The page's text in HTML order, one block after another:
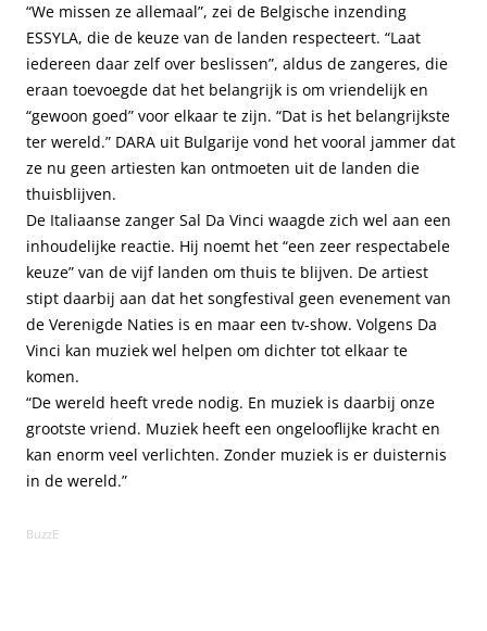
“We missen ze allemaal”, zei de Belgische inzending
ESSYLA, die de keuze van de landen respecteert. “Laat
iedereen daar zelf over beslissen”, aldus de zangeres, die
eraan toevoegde dat het belangrijk is om vriendelijk en
“gewoon goed” voor elkaar te zijn. “Dat is het belangrijkste
ter wereld.” DARA uit Bulgarije vond het vooral jammer dat
ze nu geen artiesten kan ontmoeten uit de landen die
thuisblijven.
De Italiaanse zanger Sal Da Vinci waagde zich wel aan een
inhoudelijke reactie. Hij noemt het “een zeer respectabele
keuze” van de vijf landen om thuis te blijven. De artiest
stipt daarbij aan dat het songfestival geen evenement van
de Verenigde Naties is en maar een tv-show. Volgens Da
Vinci kan muziek wel helpen om dichter tot elkaar te
komen.
“De wereld heeft vrede nodig. En muziek is daarbij onze
grootste vriend. Muziek heeft een ongelooflijke kracht en
kan enorm veel verlichten. Zonder muziek is er duisternis
in de wereld.”
BuzzE